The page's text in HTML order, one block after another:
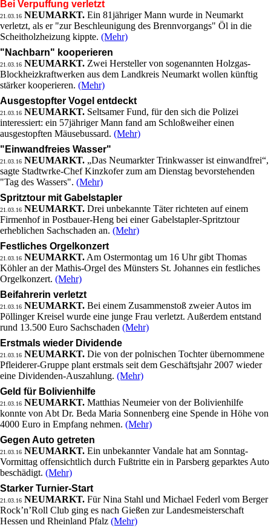
Bei Verpuffung verletzt
21.03.16 NEUMARKT. Ein 81jähriger Mann wurde in Neumarkt
verletzt, als er "zur Beschleunigung des Brennvorgangs" Öl in die
Scheitholzheizung kippte. (Mehr)
"Nachbarn" kooperieren
21.03.16 NEUMARKT. Zwei Hersteller von sogenannten Holzgas-
Blockheizkraftwerken aus dem Landkreis Neumarkt wollen künftig
stärker kooperieren. (Mehr)
Ausgestopfter Vogel entdeckt
21.03.16 NEUMARKT. Seltsamer Fund, für den sich die Polizei
interessiert: ein 57jähriger Mann fand am Schloßweiher einen
ausgestopften Mäusebussard. (Mehr)
"Einwandfreies Wasser"
21.03.16 NEUMARKT. „Das Neumarkter Trinkwasser ist einwandfrei“,
sagte Stadtwrke-Chef Kinzkofer zum am Dienstag bevorstehenden
"Tag des Wassers". (Mehr)
Spritztour mit Gabelstapler
21.03.16 NEUMARKT. Drei unbekannte Täter richteten auf einem
Firmenhof in Postbauer-Heng bei einer Gabelstapler-Spritztour
erheblichen Sachschaden an. (Mehr)
Festliches Orgelkonzert
21.03.16 NEUMARKT. Am Ostermontag um 16 Uhr gibt Thomas
Köhler an der Mathis-Orgel des Münsters St. Johannes ein festliches
Orgelkonzert. (Mehr)
Beifahrerin verletzt
21.03.16 NEUMARKT. Bei einem Zusammenstoß zweier Autos im
Pöllinger Kreisel wurde eine junge Frau verletzt. Außerdem entstand
rund 13.500 Euro Sachschaden (Mehr)
Erstmals wieder Dividende
21.03.16 NEUMARKT. Die von der polnischen Tochter übernommene
Pfleiderer-Gruppe plant erstmals seit dem Geschäftsjahr 2007 wieder
eine Dividenden-Auszahlung. (Mehr)
Geld für Bolivienhilfe
21.03.16 NEUMARKT. Matthias Neumeier von der Bolivienhilfe
konnte von Abt Dr. Beda Maria Sonnenberg eine Spende in Höhe von
4000 Euro in Empfang nehmen. (Mehr)
Gegen Auto getreten
21.03.16 NEUMARKT. Ein unbekannter Vandale hat am Sonntag-
Vormittag offensichtlich durch Fußtritte ein in Parsberg geparktes Auto
beschädigt. (Mehr)
Starker Turnier-Start
21.03.16 NEUMARKT. Für Nina Stahl und Michael Federl vom Berger
Rock’n’Roll Club ging es nach Gießen zur Landesmeisterschaft
Hessen und Rheinland Pfalz (Mehr)